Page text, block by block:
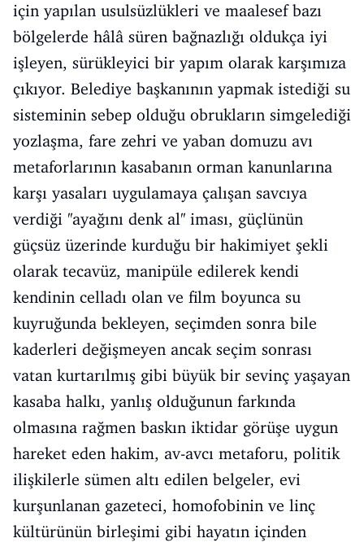
için yapılan usulsüzlükleri ve maalesef bazı
bölgelerde hâlâ süren bağnazlığı oldukça iyi
işleyen, sürükleyici bir yapım olarak karşımıza
çıkıyor. Belediye başkanının yapmak istediği su
sisteminin sebep olduğu obrukların simgelediği
yozlaşma, fare zehri ve yaban domuzu avı
metaforlarının kasabanın orman kanunlarına
karşı yasaları uygulamaya çalışan savcıya
verdiği ''ayağını denk al'' iması, güçlünün
güçsüz üzerinde kurduğu bir hakimiyet şekli
olarak tecavüz, manipüle edilerek kendi
kendinin celladı olan ve film boyunca su
kuyruğunda bekleyen, seçimden sonra bile
kaderleri değişmeyen ancak seçim sonrası
vatan kurtarılmış gibi büyük bir sevinç yaşayan
kasaba halkı, yanlış olduğunun farkında
olmasına rağmen baskın iktidar görüşe uygun
hareket eden hakim, av-avcı metaforu, politik
ilişkilerle sümen altı edilen belgeler, evi
kurşunlanan gazeteci, homofobinin ve linç
kültürünün birleşimi gibi hayatın içinden